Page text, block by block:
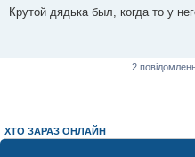
в
Крутой дядька был, когда то у
2
ХТО ЗАРАЗ ОНЛАЙН